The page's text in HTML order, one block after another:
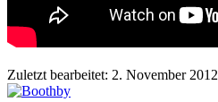
Zuletzt bearbeitet: 2. November 2012